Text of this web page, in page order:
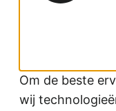
Om de beste
wij